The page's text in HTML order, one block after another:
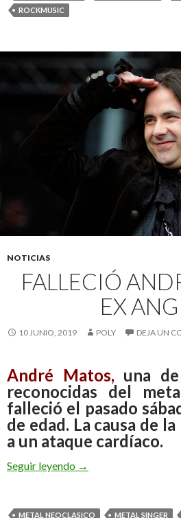
ROCKMUSIC
NOTICIAS
FALLECIÓ
EX
10 JUNIO, 2019 POLY DEJA UN
André Matos, una
reconocidas del
falleció el pasado
de edad. La causa de
a un ataque cardíaco.
Seguir leyendo Falleció André Matos,
→
METAL NEOCLASICO METAL SINGER